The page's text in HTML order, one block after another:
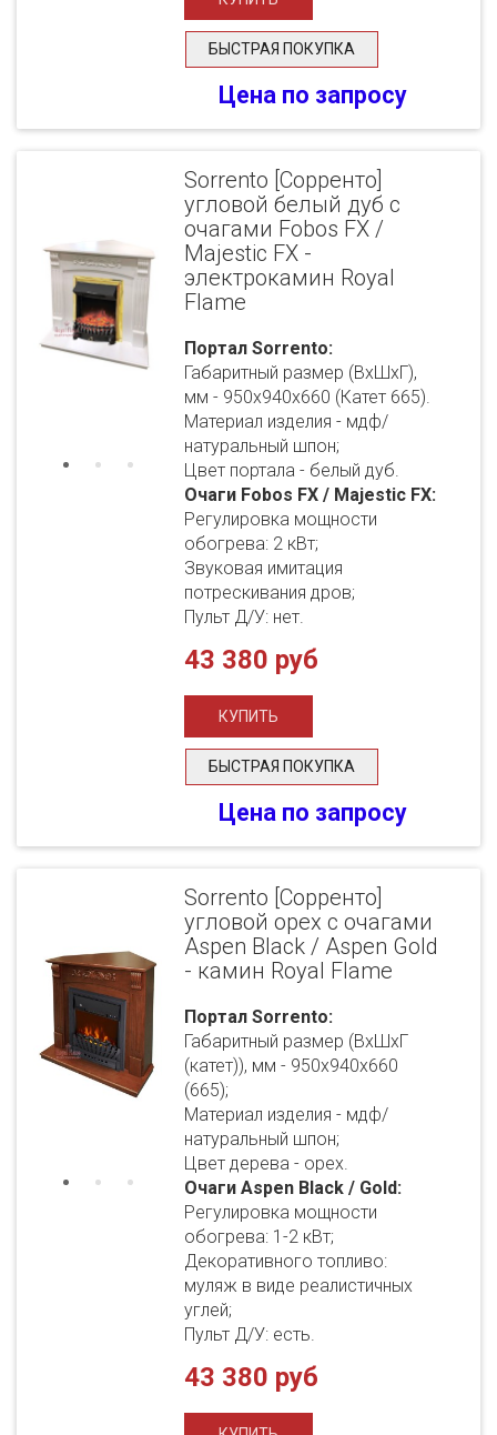
БЫСТРАЯ ПОКУПКА
Цена по запросу
Sorrento [Сорренто]
угловой белый дуб с
очагами Fobos FX /
Majestic FX -
электрокамин Royal
Flame
Портал Sorrento:
Габаритный размер (ВхШхГ),
мм - 950х940х660 (Катет 665).
Материал изделия - мдф/
натуральный шпон;
Цвет портала - белый дуб.
Очаги Fobos FX / Majestic FX:
Регулировка мощности
обогрева: 2 кВт;
Звуковая имитация
потрескивания дров;
Пульт Д/У: нет.
43 380 руб
БЫСТРАЯ ПОКУПКА
Цена по запросу
Sorrento [Сорренто]
угловой орех с очагами
Aspen Black / Aspen Gold
- камин Royal Flame
Портал Sorrento:
Габаритный размер (ВхШхГ
(катет)), мм - 950х940х660
(665);
Материал изделия - мдф/
натуральный шпон;
Цвет дерева - орех.
Очаги Aspen Black / Gold:
Регулировка мощности
обогрева: 1-2 кВт;
Декоративного топливо:
муляж в виде реалистичных
углей;
Пульт Д/У: есть.
43 380 руб